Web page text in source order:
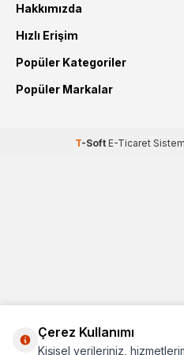
Hakkımızda
Hızlı Erişim
Popüler Kategoriler
Popüler Markalar
T-Soft E-Ticaret
Çerez Kullanımı
Kişisel verileriniz,